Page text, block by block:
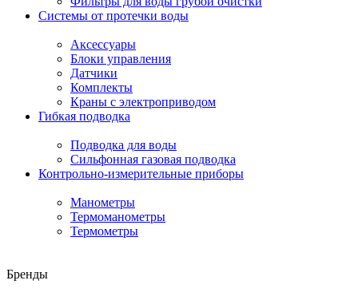
Системы от протечки воды
Аксессуары
Блоки управления
Датчики
Комплекты
Краны с электроприводом
Гибкая подводка
Подводка для воды
Сильфонная газовая подводка
Контрольно-измерительные приборы
Манометры
Термоманометры
Термометры
Бренды